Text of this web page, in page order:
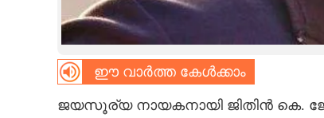
CARTOONS
ഈ വാർത്ത കേൾക്കാം
ജ​യ​സൂ​ര്യ​ ​നാ​യ​ക​നാ​യി​ ​ജി​തി​ൻ​ ​കെ.​